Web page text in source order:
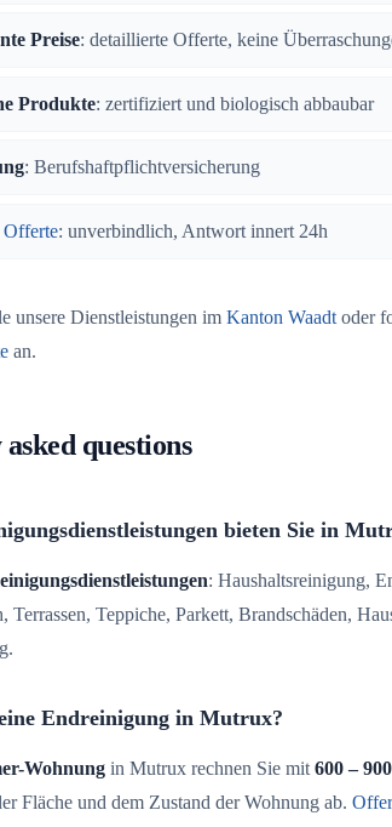
Preise: detaillierte Offerte, keine
Produkte: zertifiziert und biologisch abbaubar
: Berufshaftpflichtversicherung
Offerte: unverbindlich, Antwort innert 24h
unsere Dienstleistungen im Kanton Waadtoder
an.
questions
bieten Sie in
: Haushaltsreinigung,
Terrassen, Teppiche, Parkett, Brandschäden,
Endreinigung in Mutrux?
Wohnung in Mutrux rechnen Sie mit600 –
Fläche und dem Zustand der Wohnung ab.